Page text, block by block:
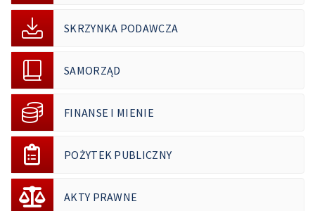
SKRZYNKA PODAWCZA
SAMORZĄD
FINANSE I MIENIE
POŻYTEK PUBLICZNY
AKTY PRAWNE